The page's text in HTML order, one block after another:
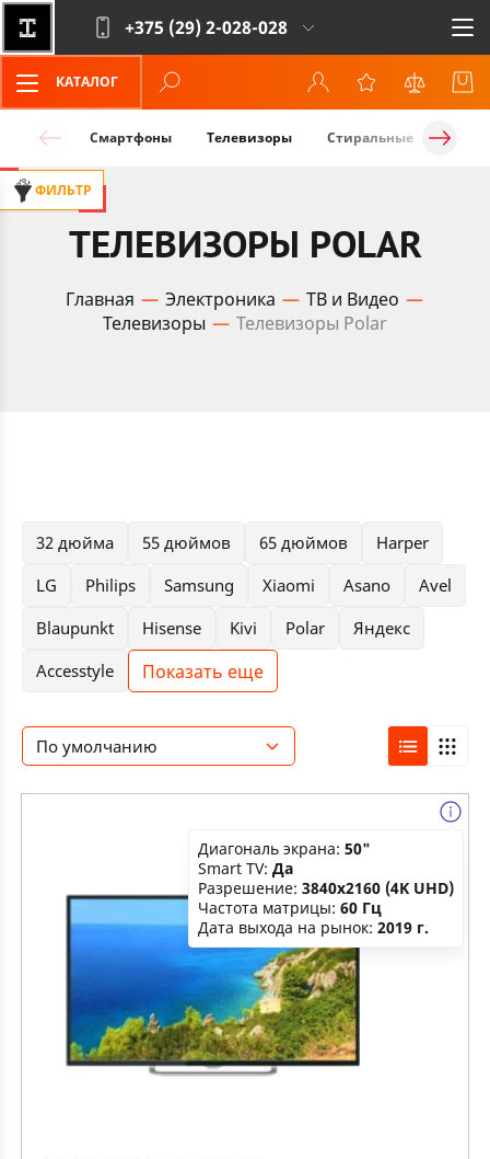
ФИЛЬТР
+375 (29) 2-028-028
КАТАЛОГ
Смартфоны Телевизоры Стиральные машины
ТЕЛЕВИЗОРЫ POLAR
Главная Электроника
ТВ и Видео
Телевизоры
Телевизоры Polar
32 дюйма 55 дюймов 65 дюймов
Harper
LG
Philips Samsung Xiaomi Asano
Avel
Blaupunkt
Hisense Kivi Polar
Яндекс
Accesstyle
Показать еще
По умолчанию
Диагональ экрана: 50"
Smart TV: Да
Разрешение: 3840x2160 (4K UHD)
Частота матрицы: 60 Гц
Дата выхода на рынок: 2019 г.